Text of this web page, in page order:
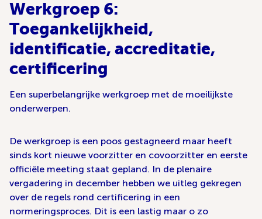
Werkgroep 6:
Toegankelijkheid,
identificatie, accreditatie,
certificering
Een superbelangrijke werkgroep met de moeilijkste
onderwerpen.
De werkgroep is een poos gestagneerd maar heeft
sinds kort nieuwe voorzitter en covoorzitter en eerste
officiële meeting staat gepland. In de plenaire
vergadering in december hebben we uitleg gekregen
over de regels rond certificering in een
normeringsproces. Dit is een lastig maar o zo